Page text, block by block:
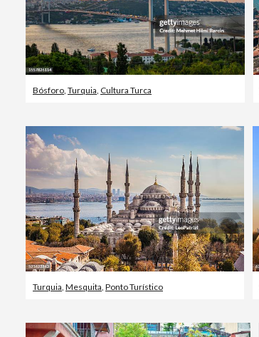
Bósforo Turquia Cultura Turca
Turquia, Mesquita, Ponto Turístico